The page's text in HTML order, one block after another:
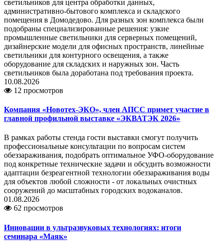
светильников для центра обработки данных,
административно-бытового комплекса и складского
помещения в Домодедово. Для разных зон комплекса были
подобраны специализированные решения: узкие
промышленные светильники для серверных помещений,
дизайнерские модели для офисных пространств, линейные
светильники для контурного освещения, а также
оборудование для складских и наружных зон. Часть
светильников была доработана под требования проекта.
10.08.2026
12 просмотров
Компания «Новотех-ЭКО», член АПСС примет участие в
главной профильной выставке «ЭКВАТЭК 2026»
В рамках работы стенда гости выставки смогут получить
профессиональные консультации по вопросам систем
обеззараживания, подобрать оптимальное УФО-оборудование
под конкретные технические задачи и обсудить возможности
адаптации безреагентной технологии обеззараживания воды
для объектов любой сложности - от локальных очистных
сооружений до масштабных городских водоканалов.
01.08.2026
62 просмотров
Инновации в ультразвуковых технологиях: итоги
семинара «Маяк»